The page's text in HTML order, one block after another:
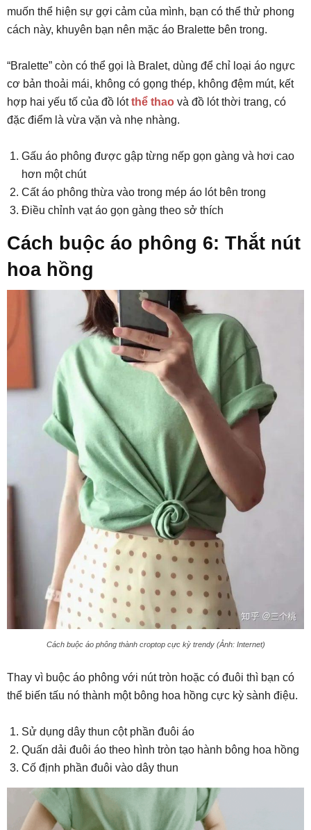
muốn thể hiện sự gợi cảm của mình, bạn có thể thử phong
cách này, khuyên bạn nên mặc áo Bralette bên trong.
“Bralette” còn có thể gọi là Bralet, dùng để chỉ loại áo ngực
cơ bản thoải mái, không có gọng thép, không đệm mút, kết
hợp hai yếu tố của đồ lótthể thao và đồ lót thời trang, có
đặc điểm là vừa vặn và nhẹ nhàng.
Gấu áo phông được gập từng nếp gọn gàng và hơi cao
hơn một chút
Cất áo phông thừa vào trong mép áo lót bên trong
Điều chỉnh vạt áo gọn gàng theo sở thích
Cách buộc áo phông 6: Thắt nút
hoa hồng
Cách buộc áo phông thành croptop cực kỳ trendy (Ảnh: Internet)
Thay vì buộc áo phông với nút tròn hoặc có đuôi thì bạn có
thể biến tấu nó thành một bông hoa hồng cực kỳ sành điệu.
Sử dụng dây thun cột phần đuôi áo
Quấn dải đuôi áo theo hình tròn tạo hành bông hoa hồng
Cố định phần đuôi vào dây thun